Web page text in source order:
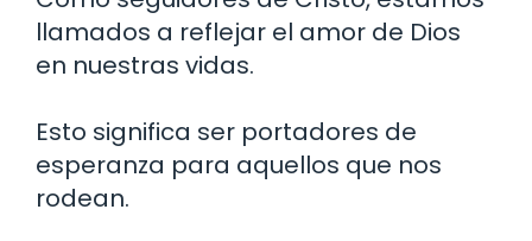
llamados a reflejar el amor de Dios
en nuestras vidas.
Esto significa ser portadores de
esperanza para aquellos que nos
rodean.